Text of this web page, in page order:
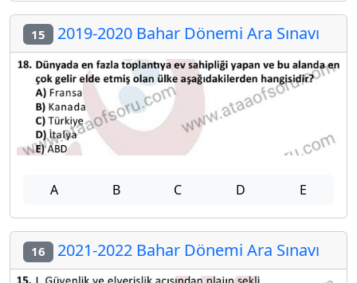
15 2019-2020 Bahar Dönemi Ara Sınavı
A B C D E
16 2021-2022 Bahar Dönemi Ara Sınavı